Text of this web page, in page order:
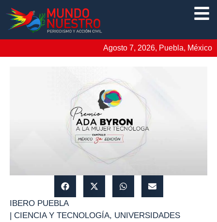
Agosto 7, 2026, Puebla, México
IBERO PUEBLA
| CIENCIA Y TECNOLOGÍA, UNIVERSIDADES